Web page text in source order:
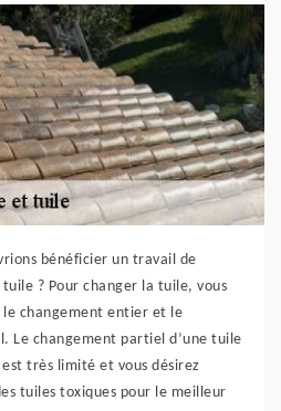
bénéficier un travail de
? Pour changer la tuile, vous
le changement entier et le
Le changement partiel d’une tuile
très limité et vous désirez
tuiles toxiques pour le meilleur